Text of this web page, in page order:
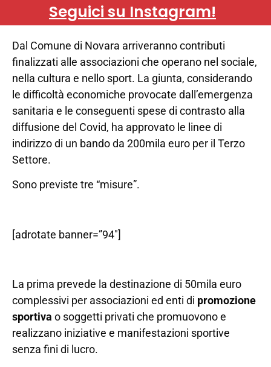
Seguici su Instagram!
Dal Comune di Novara arriveranno contributi
finalizzati alle associazioni che operano nel sociale,
nella cultura e nello sport. La giunta, considerando
le difficoltà economiche provocate dall’emergenza
sanitaria e le conseguenti spese di contrasto alla
diffusione del Covid, ha approvato le linee di
indirizzo di un bando da 200mila euro per il Terzo
Settore.
Sono previste tre “misure”.
[adrotate banner=”94″]
La prima prevede la destinazione di 50mila euro
complessivi per associazioni ed enti di promozione
sportiva o soggetti privati che promuovono e
realizzano iniziative e manifestazioni sportive
senza fini di lucro.